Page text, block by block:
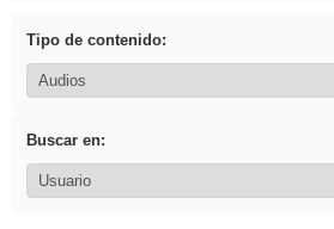
Tipo de contenido:
Buscar en: